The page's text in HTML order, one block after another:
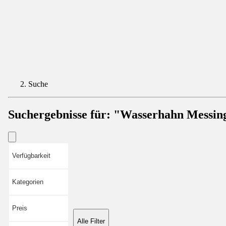
Suche
Suchergebnisse für: "Wasserhahn
Verfügbarkeit
Kategorien
Preis
Alle Filter